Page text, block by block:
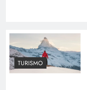
TURISMO